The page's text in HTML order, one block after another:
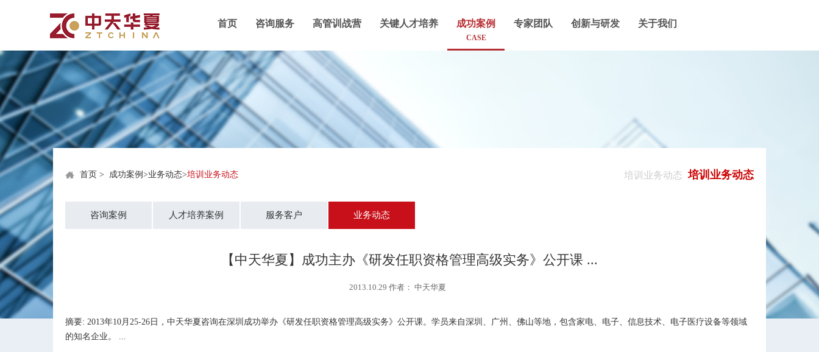
首页 咨询服务 高管训战营 关键人才培养 成功案例
CASE
专家团队 创新与研发 关于我们
首页 > 成功案例 >业务动态>培训业务动态 培训业务动态 培训业务动态
咨询案例 人才培养案例 服务客户 业务动态
【中天华夏】成功主办《研发任职资格管理高级实务》公开课 ...
2013.10.29 作者： 中天华夏
摘要: 2013年10月25-26日，中天华夏咨询在深圳成功举办《研发任职资格管理高级实务》公开课。学员来自深圳、广州、佛山等地，包含家电、电子、信息技术、电子医疗设备等领域
的知名企业。 ...